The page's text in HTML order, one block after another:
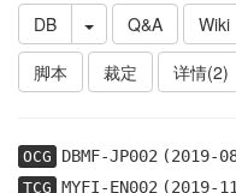
DB Q&A Wiki
脚本
裁定 详情(2)
OCG DBMF-JP002(2019-
TCG MYFI-EN002(2019-